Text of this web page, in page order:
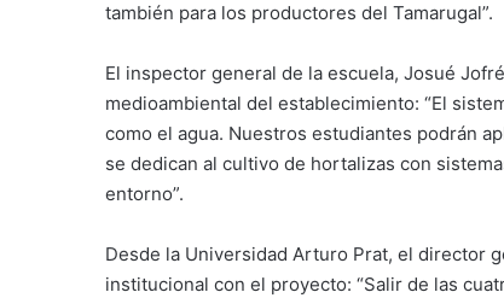
también para los productores del Tamarugal”.
El inspector general de la escuela, Josué
medioambiental del establecimiento: “El
como el agua. Nuestros estudiantes podrán
se dedican al cultivo de hortalizas con
entorno”.
Desde la Universidad Arturo Prat, el director
institucional con el proyecto: “Salir de las